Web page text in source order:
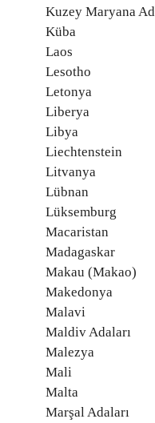
Kuzey Maryana
Küba
Laos
Lesotho
Letonya
Liberya
Libya
Liechtenstein
Litvanya
Lübnan
Lüksemburg
Macaristan
Madagaskar
Makau (Makao)
Makedonya
Malavi
Maldiv Adaları
Malezya
Mali
Malta
Marşal Adaları